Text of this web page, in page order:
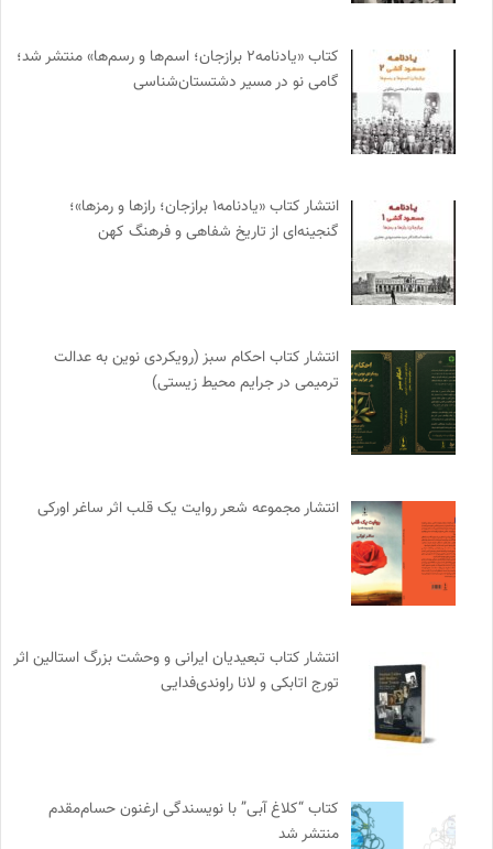
کتاب «یادنامه۲ برازجان؛ اسم‌ها و رسم‌ها» منتشر شد؛
گامی نو در مسیر دشتستان‌شناسی
انتشار کتاب «یادنامه۱ برازجان؛ رازها و رمزها»؛
گنجینه‌ای از تاریخ شفاهی و فرهنگ کهن
انتشار کتاب احکام سبز (رویکردی نوین به عدالت
ترمیمی در جرایم محیط‌ زیستی)
انتشار مجموعه شعر روایت یک قلب اثر ساغر اورکی
انتشار کتاب تبعیدیان ایرانی و وحشت بزرگ استالین اثر
تورج اتابکی و لانا راوندی‌فدایی
کتاب “کلاغ آبی” با نویسندگی ارغنون حسام‌مقدم
منتشر شد